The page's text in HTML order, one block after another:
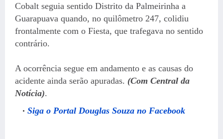
Cobalt seguia sentido Distrito da Palmeirinha a
Guarapuava quando, no quilômetro 247, colidiu
frontalmente com o Fiesta, que trafegava no sentido
contrário.
A ocorrência segue em andamento e as causas do
acidente ainda serão apuradas. (Com Central da
Notícia).
Siga o Portal Douglas Souza no Facebook